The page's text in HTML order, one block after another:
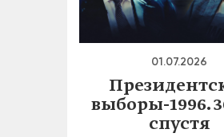
01.07.2026
выборы-1996.
спустя